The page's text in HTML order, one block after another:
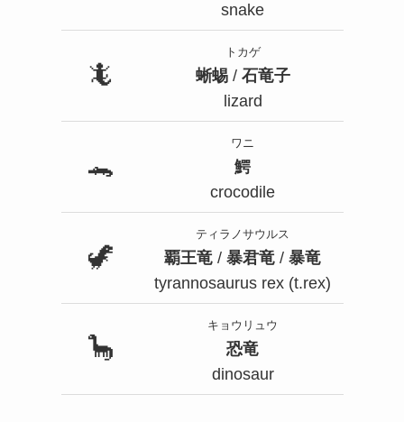
snake
🦎
トカゲ
蜥蜴/ 石竜子
lizard
🐊
ワニ
鰐
crocodile
🦖
ティラノサウルス
覇王竜 / 暴君竜 / 暴竜
tyrannosaurus rex (t.rex)
🦕
キョウリュウ
恐竜
dinosaur